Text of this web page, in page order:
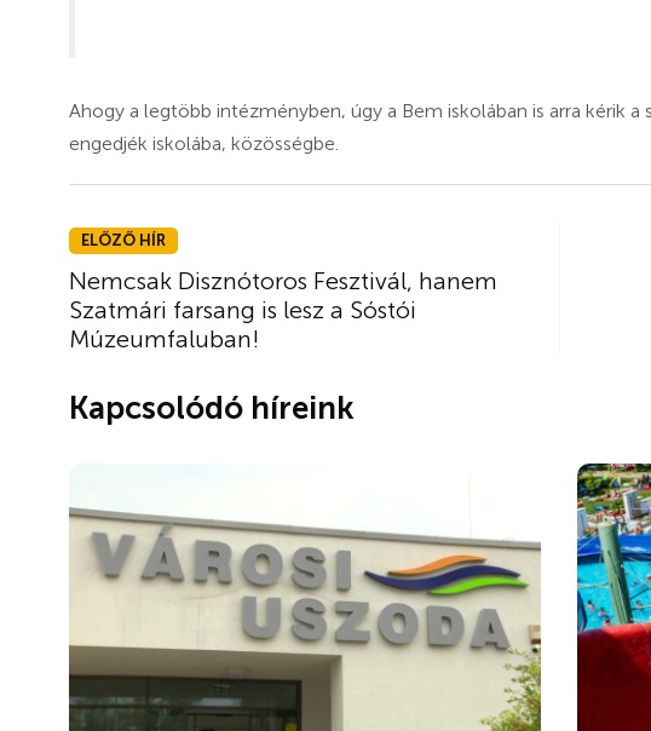
Ahogy a legtöbb intézményben, úgy a Bem iskolában is arra kérik
engedjék iskolába, közösségbe.
ELŐZŐ HÍR
Nemcsak Disznótoros Fesztivál, hanem
Szatmári farsang is lesz a Sóstói
Múzeumfaluban!
Kapcsolódó híreink